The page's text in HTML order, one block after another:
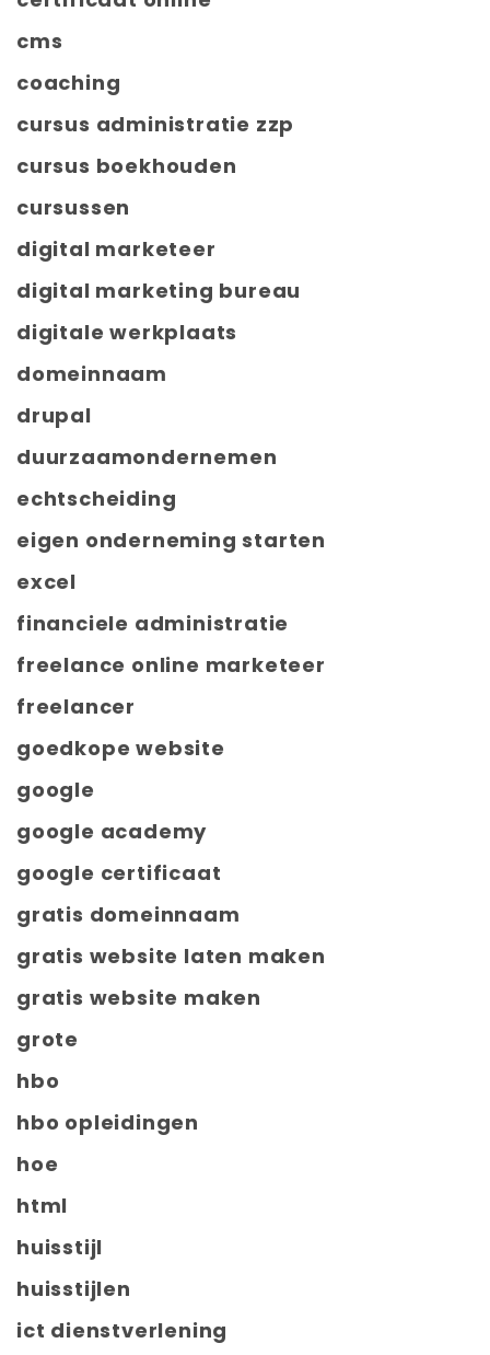
cms
coaching
cursus administratie zzp
cursus boekhouden
cursussen
digital marketeer
digital marketing bureau
digitale werkplaats
domeinnaam
drupal
duurzaamondernemen
echtscheiding
eigen onderneming starten
excel
financiele administratie
freelance online marketeer
freelancer
goedkope website
google
google academy
google certificaat
gratis domeinnaam
gratis website laten maken
gratis website maken
grote
hbo
hbo opleidingen
hoe
html
huisstijl
huisstijlen
ict dienstverlening